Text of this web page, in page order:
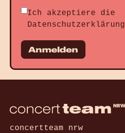
Ich akzeptiere die
Datenschutzerklärung
Anmelden
concertteam nrw